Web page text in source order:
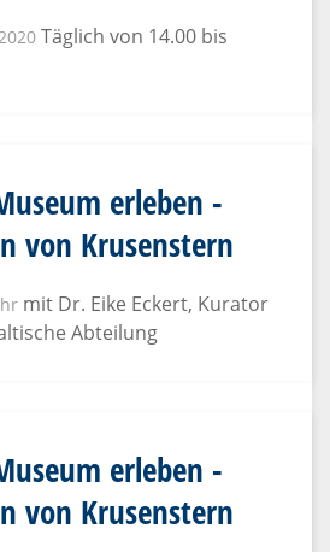
Täglich von 14.00 bis
erleben -
von Krusenstern
mit Dr. Eike Eckert, Kurator
Abteilung
erleben -
von Krusenstern